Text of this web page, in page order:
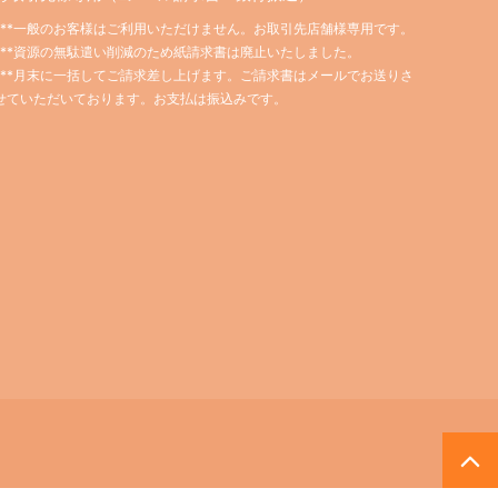
一般のお客様はご利用いただけません。お取引先店舗様専用です。
資源の無駄遣い削減のため紙請求書は廃止いたしました。
月末に一括してご請求差し上げます。ご請求書はメールでお送りさ
ていただいております。お支払は振込みです。